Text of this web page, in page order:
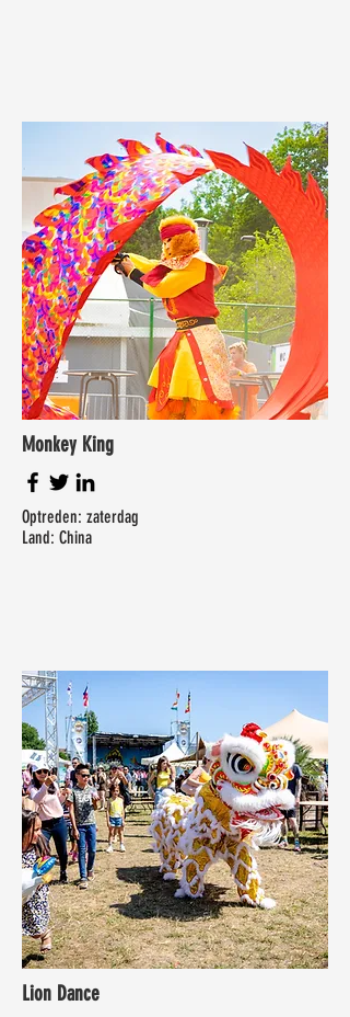
Monkey King
Optreden: zaterdag
Land: China
Lion Dance